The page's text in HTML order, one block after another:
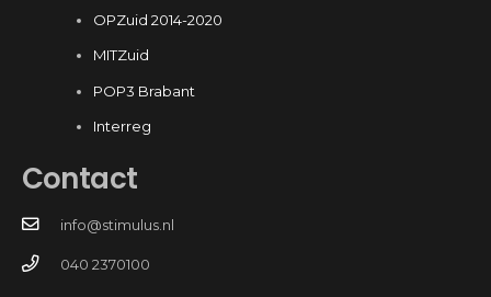
OPZuid 2014-2020
MITZuid
POP3 Brabant
Interreg
Contact
info@stimulus.nl
040 2370100